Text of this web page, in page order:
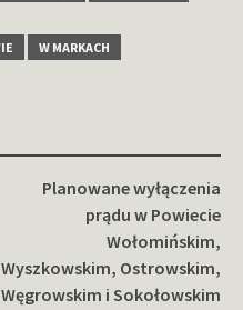
W MARKACH
Planowane wyłączenia
prądu w Powiecie
Wołomińskim,
Wyszkowskim, Ostrowskim,
Węgrowskim i Sokołowskim